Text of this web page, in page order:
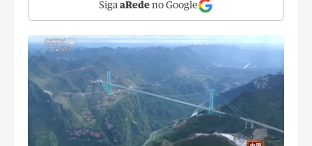
Siga aRede no Google